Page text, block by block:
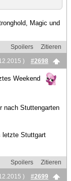
Magic und
Spoilers
Zitieren
)
#2698
Weekend
nach Stuttengarten
letzte Stuttgart
Spoilers
Zitieren
)
#2699